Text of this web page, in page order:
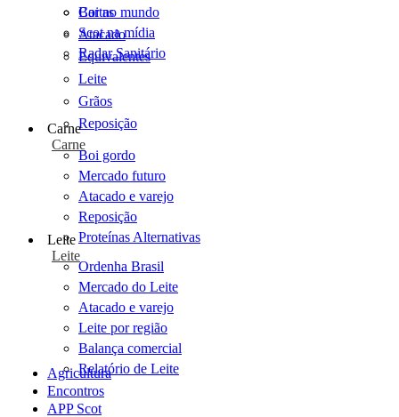
Cartas
Scot na mídia
Radar Sanitário
Boi no mundo
Atacado
Equivalentes
Leite
Grãos
Reposição
Carne
Carne
Boi gordo
Mercado futuro
Atacado e varejo
Reposição
Proteínas Alternativas
Leite
Leite
Ordenha Brasil
Mercado do Leite
Atacado e varejo
Leite por região
Balança comercial
Relatório de Leite
Agricultura
Encontros
APP Scot